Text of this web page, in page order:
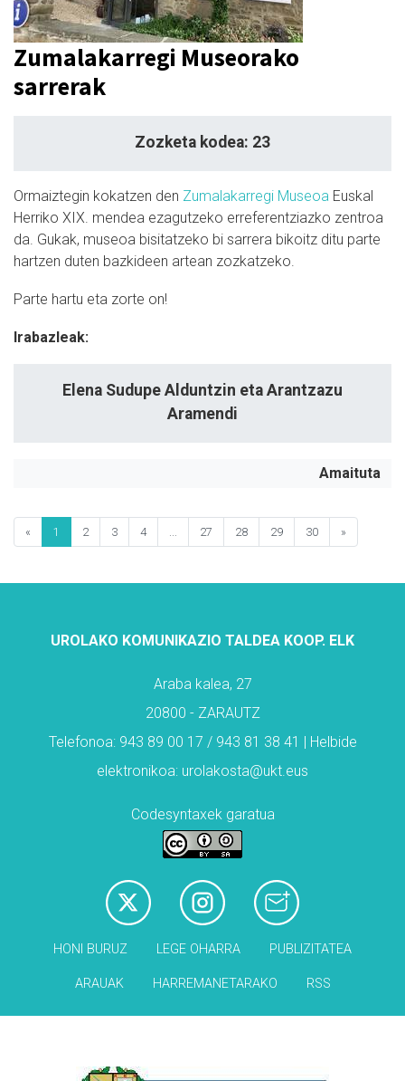
Zumalakarregi Museorako
sarrerak
Zozketa kodea: 23
Ormaiztegin kokatzen den Zumalakarregi Museoa Euskal
Herriko XIX. mendea ezagutzeko erreferentziazko zentroa
da. Gukak, museoa bisitatzeko bi sarrera bikoitz ditu parte
hartzen duten bazkideen artean zozkatzeko.
Parte hartu eta zorte on!
Irabazleak:
Elena Sudupe Alduntzin eta Arantzazu
Aramendi
Amaituta
« 1 2 3 4 ... 27 28 29 30 »
UROLAKO KOMUNIKAZIO TALDEA KOOP. ELK
Araba kalea, 27
20800 - ZARAUTZ
Telefonoa: 943 89 00 17 / 943 81 38 41 | Helbide
elektronikoa: urolakosta@ukt.eus
Codesyntaxek garatua
HONI BURUZ LEGE OHARRA PUBLIZITATEA
ARAUAK HARREMANETARAKO RSS